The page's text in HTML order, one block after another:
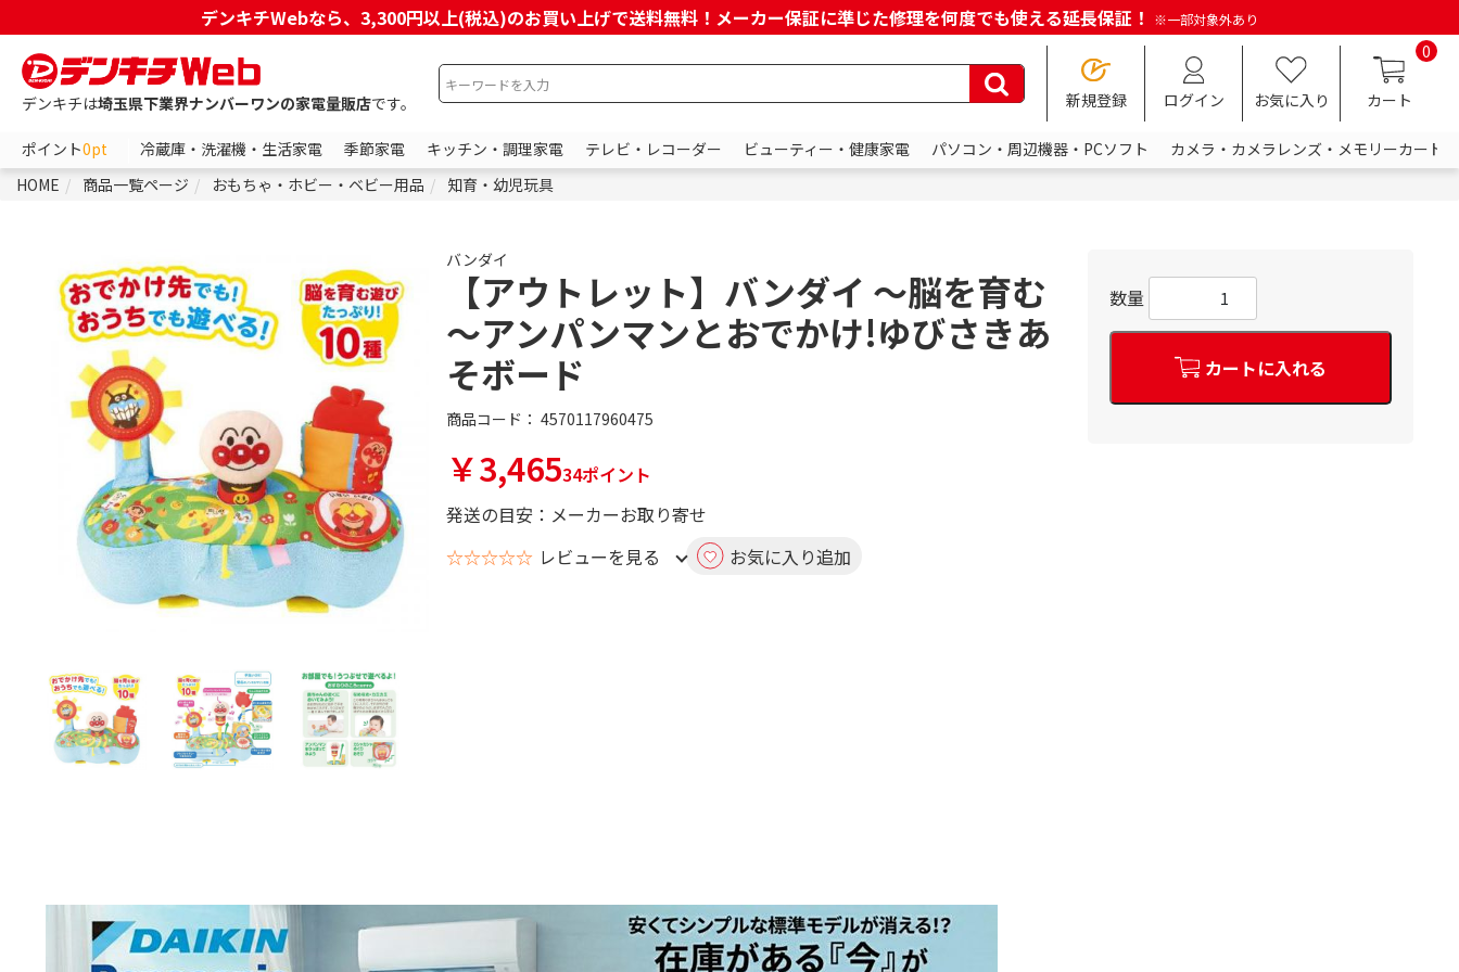
デンキチWebなら、3,300円以上(税込)のお買い上げで送料無料！メーカー保証に準じた修理を何度でも使える延長保証！ ※一部対象外あり
デンキチは埼玉県下業界ナンバーワンの家電量販店です。 新規登録 ログイン お気に入り
0
カート
ポイント0pt 冷蔵庫・洗濯機・生活家電 季節家電 キッチン・調理家電 テレビ・レコーダー ビューティー・健康家電 パソコン・周辺機器・PCソフト
カメラ・カメラレンズ・メモリーカード
HOME
商品一覧ページ おもちゃ・ホビー・ベビー用品 知育・幼児玩具
バンダイ
【アウトレット】バンダイ ～脳を育む
～アンパンマンとおでかけ!ゆびさきあ
そボード
商品コード： 4570117960475
￥3,46534ポイント
発送の目安：メーカーお取り寄せ
☆☆☆☆☆ レビューを見る お気に入り追加
数量
カートに入れる